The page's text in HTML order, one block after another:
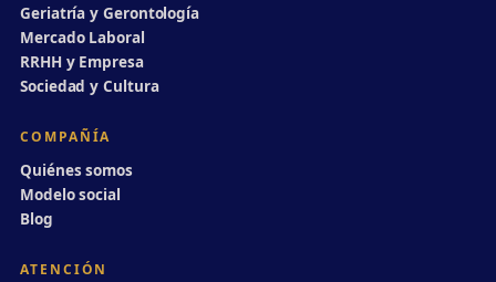
Geriatría y Gerontología
Mercado Laboral
RRHH y Empresa
Sociedad y Cultura
COMPAÑÍA
Quiénes somos
Modelo social
Blog
ATENCIÓN